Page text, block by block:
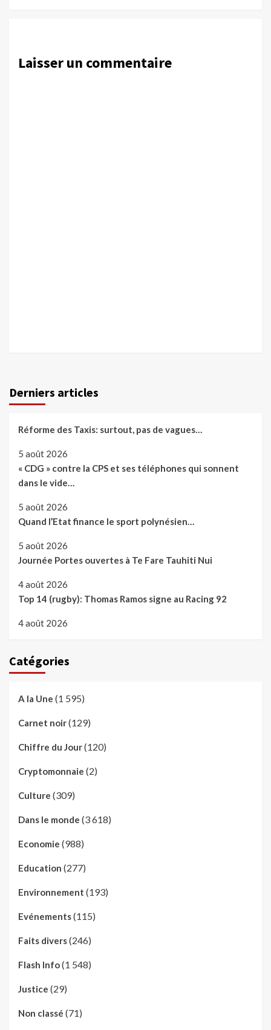
Laisser un commentaire
Derniers articles
Réforme des Taxis: surtout, pas de vagues…
5 août 2026
« CDG » contre la CPS et ses téléphones qui sonnent
dans le vide…
5 août 2026
Quand l’Etat finance le sport polynésien…
5 août 2026
Journée Portes ouvertes à Te Fare Tauhiti Nui
4 août 2026
Top 14 (rugby): Thomas Ramos signe au Racing 92
4 août 2026
Catégories
A la Une (1 595)
Carnet noir(129)
Chiffre du Jour(120)
Cryptomonnaie (2)
Culture (309)
Dans le monde (3 618)
Economie (988)
Education (277)
Environnement (193)
Evénements(115)
Faits divers(246)
Flash Info(1 548)
Justice (29)
Non classé (71)